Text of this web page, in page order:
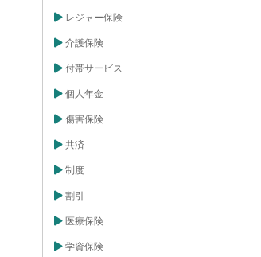
レジャー保険
介護保険
付帯サービス
個人年金
傷害保険
共済
制度
割引
医療保険
学資保険